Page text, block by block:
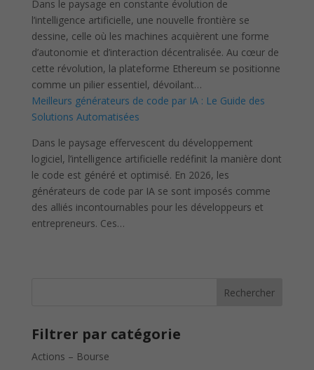
Dans le paysage en constante évolution de
l’intelligence artificielle, une nouvelle frontière se
dessine, celle où les machines acquièrent une forme
d’autonomie et d’interaction décentralisée. Au cœur de
cette révolution, la plateforme Ethereum se positionne
comme un pilier essentiel, dévoilant…
Meilleurs générateurs de code par IA : Le Guide des
Solutions Automatisées
Dans le paysage effervescent du développement
logiciel, l’intelligence artificielle redéfinit la manière dont
le code est généré et optimisé. En 2026, les
générateurs de code par IA se sont imposés comme
des alliés incontournables pour les développeurs et
entrepreneurs. Ces…
Rechercher
Filtrer par catégorie
Actions – Bourse